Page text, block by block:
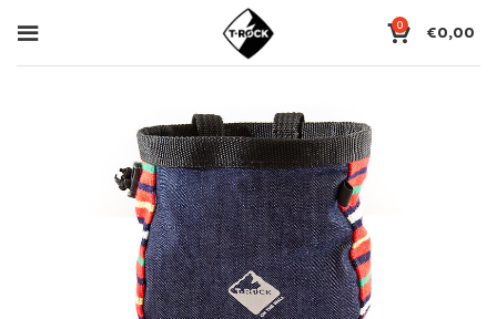
0 €0,00